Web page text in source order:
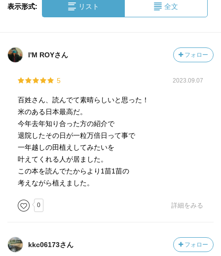
表示形式: リスト 全文
I'M ROYさん フォロー
5 2023.09.07
百姓さん、読んでて素晴らしいと思った！
米のある日本最高だ。
今年去年知り合った方の紹介で
退院したその日が一粒万倍日って事で
一年越しの田植えしてみたいを
叶えてくれる人が居ました。
この本を読んでたからより1苗1苗の
考えながら植えました。
0 詳細をみる
kkc06173さん フォロー